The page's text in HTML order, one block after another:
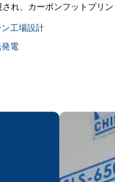
れ、カーボンフットプリン
工場設計
電
プレス加